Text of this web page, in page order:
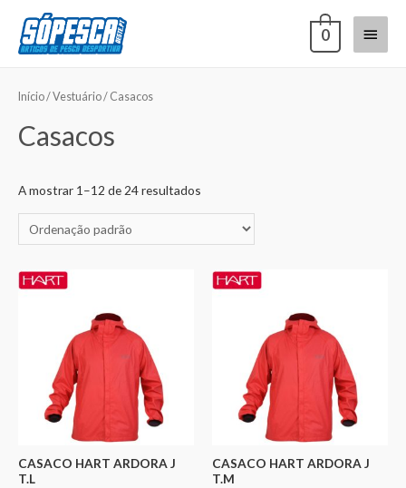
0
Início/Vestuário/ Casacos
Casacos
A mostrar 1–12 de 24 resultados
CASACO HART ARDORA J
T.L
CASACO HART ARDORA J
T.M